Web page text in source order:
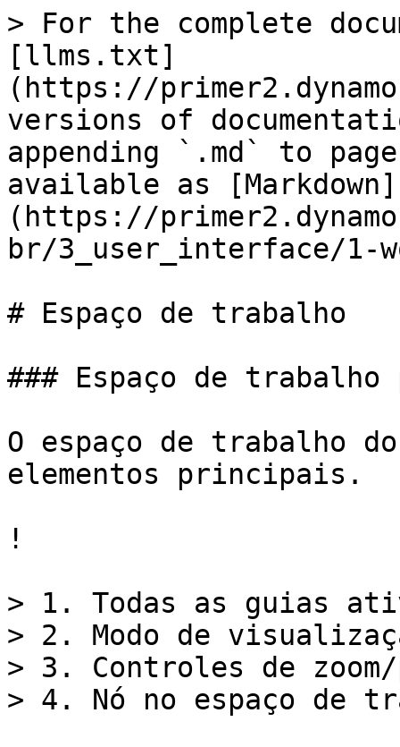
> For the complete
[llms.txt]
(https://
versions of
appending `.md` to
available as [Markdown]
(https://
br/3_user_interface/1-
# Espaço de trabalho
### Espaço de
O espaço de trabalho
elementos principais.
!
> 1. Todas as guias
> 2. Modo de
> 3. Controles de zoom/
> 4. Nó no espaço de